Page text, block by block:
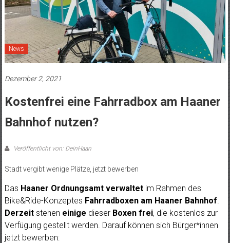
News
Dezember 2, 2021
Kostenfrei eine Fahrradbox am Haaner
Bahnhof nutzen?
Veröffentlicht von: DeinHaan
Stadt vergibt wenige Plätze, jetzt bewerben
Das Haaner Ordnungsamt verwaltetim Rahmen des
Bike&Ride-Konzeptes Fahrradboxen am Haaner Bahnhof
Derzeitstehen einige dieser Boxen frei, die kostenlos zur
Verfügung gestellt werden. Darauf können sich Bürger*innen
jetzt bewerben: